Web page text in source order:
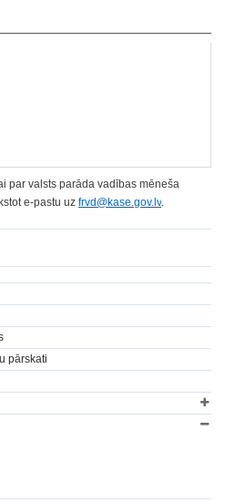
par valsts parāda vadības mēneša
e-pastu uz frvd@kase.gov.lv.
pārskati